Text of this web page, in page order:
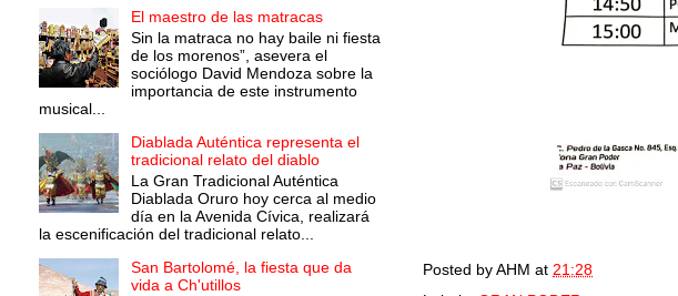
Posted byAHM at 21:28
El maestro de las matracas
Sin la matraca no hay baile ni fiesta
de los morenos”, asevera el
sociólogo David Mendoza sobre la
importancia de este instrumento
musical...
Diablada Auténtica representa el
tradicional relato del diablo
La Gran Tradicional Auténtica
Diablada Oruro hoy cerca al medio
día en la Avenida Cívica, realizará
la escenificación del tradicional relato...
San Bartolomé, la fiesta que da
vida a Ch'utillos